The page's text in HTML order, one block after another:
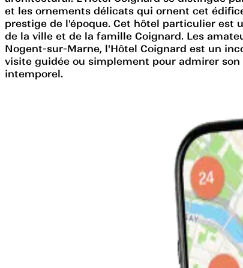
et les ornements délicats qui ornent cet
prestige de l'époque. Cet hôtel particulier est
de la ville et de la famille Coignard. Les
Nogent-sur-Marne, l'Hôtel Coignard est un
visite guidée ou simplement pour admirer
intemporel.